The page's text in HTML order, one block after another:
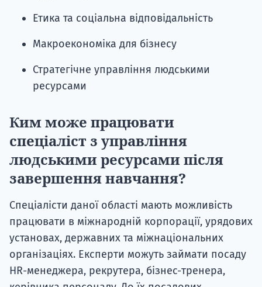
Етика та соціальна відповідальність
Макроекономіка для бізнесу
Стратегічне управління людськими
ресурсами
Ким може працювати
спеціаліст з управління
людськими ресурсами після
завершення навчання?
Спеціалісти даної області мають можливість
працювати в міжнародній корпорації, урядових
установах, державних та міжнаціональних
організаціях. Експерти можуть займати посаду
HR-менеджера, рекрутера, бізнес-тренера,